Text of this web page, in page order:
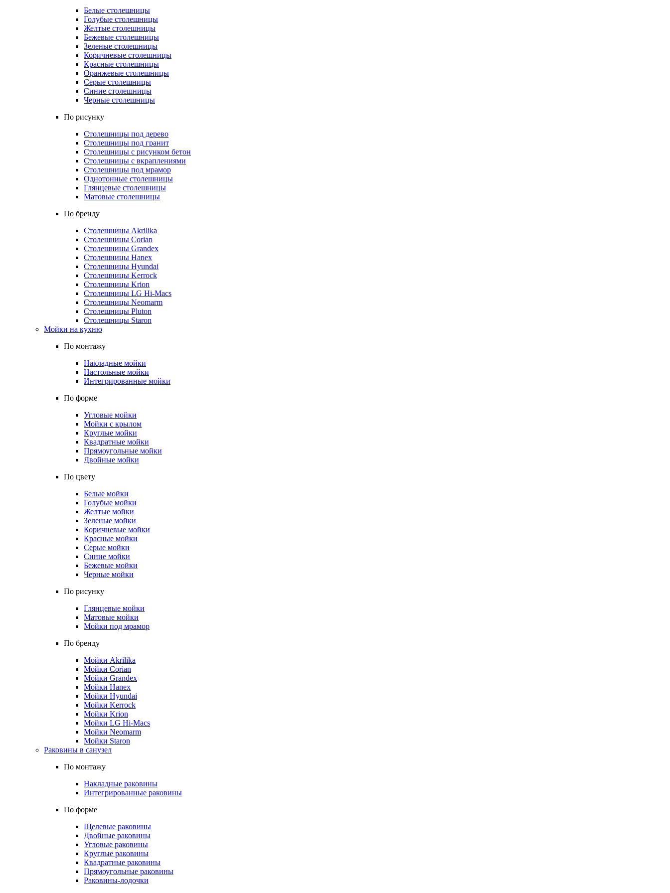
Белые столешницы
Голубые столешницы
Желтые столешницы
Бежевые столешницы
Зеленые столешницы
Коричневые столешницы
Красные столешницы
Оранжевые столешницы
Серые столешницы
Синие столешницы
Черные столешницы
По рисунку
Столешницы под дерево
Столешницы под гранит
Столешницы с рисунком бетон
Столешницы с вкраплениями
Столешницы под мрамор
Однотонные столешницы
Глянцевые столешницы
Матовые столешницы
По бренду
Столешницы Akrilika
Столешницы Corian
Столешницы Grandex
Столешницы Hanex
Столешницы Hyundai
Столешницы Kerrock
Столешницы Krion
Столешницы LG Hi-Macs
Столешницы Neomarm
Столешницы Pluton
Столешницы Staron
Мойки на кухню
По монтажу
Накладные мойки
Настольные мойки
Интегрированные мойки
По форме
Угловые мойки
Мойки с крылом
Круглые мойки
Квадратные мойки
Прямоугольные мойки
Двойные мойки
По цвету
Белые мойки
Голубые мойки
Желтые мойки
Зеленые мойки
Коричневые мойки
Красные мойки
Серые мойки
Синие мойки
Бежевые мойки
Черные мойки
По рисунку
Глянцевые мойки
Матовые мойки
Мойки под мрамор
По бренду
Мойки Akrilika
Мойки Corian
Мойки Grandex
Мойки Hanex
Мойки Hyundai
Мойки Kerrock
Мойки Krion
Мойки LG Hi-Macs
Мойки Neomarm
Мойки Staron
Раковины в санузел
По монтажу
Накладные раковины
Интегрированные раковины
По форме
Щелевые раковины
Двойные раковины
Угловые раковины
Круглые раковины
Квадратные раковины
Прямоугольные раковины
Раковины-лодочки